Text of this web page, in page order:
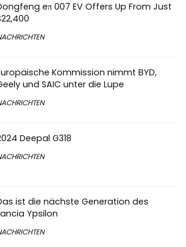
eπ 007 EV Offers Up From Just
Kommission nimmt BYD,
und SAIC unter die Lupe
Deepal G318
ist die nächste Generation des
Ypsilon